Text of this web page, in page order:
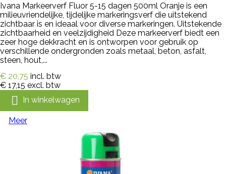
Ivana Markeerverf Fluor 5-15 dagen 500ml Oranje is een
milieuvriendelijke, tijdelijke markeringsverf die uitstekend
zichtbaar is en ideaal voor diverse markeringen. Uitstekende
zichtbaarheid en veelzijdigheid Deze markeerverf biedt een
zeer hoge dekkracht en is ontworpen voor gebruik op
verschillende ondergronden zoals metaal, beton, asfalt,
steen, hout,...
€ 20,75 incl. btw
€ 17,15 excl. btw
 In winkelwagen
Meer